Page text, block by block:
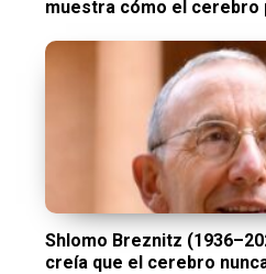
muestra cómo el cerebro
Shlomo Breznitz
creía que el cerebro